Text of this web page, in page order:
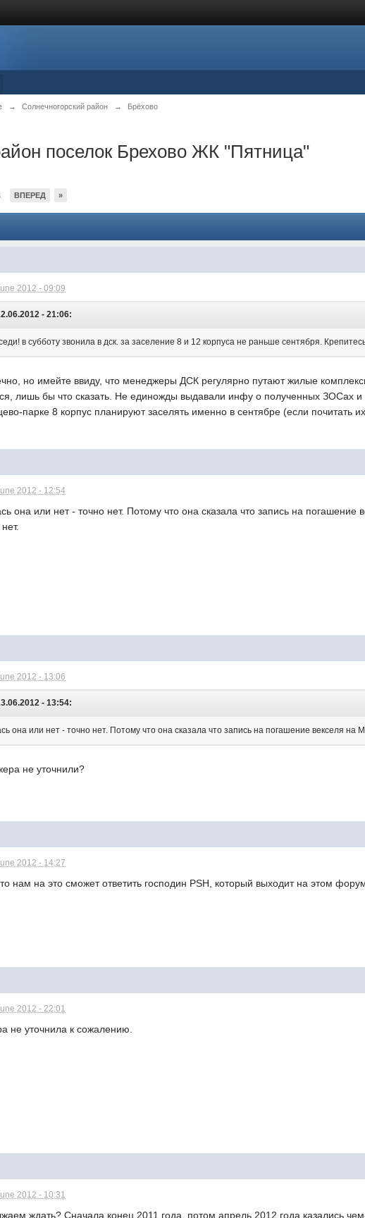
→ Солнечногорский район → Брёхово
поселок Брехово ЖК "Пятница"
ВПЕРЕД »
2012 - 09:09
- 21:06:
в субботу звонила в дск. за заселение 8 и 12 корпуса не раньше сентября.
но имейте ввиду, что менеджеры ДСК регулярно путают жилые
лишь бы что сказать. Не единожды выдавали инфу о полученных ЗОСах и
парке 8 корпус планируют заселять именно в сентябре (если почитать
2012 - 12:54
она или нет - точно нет. Потому что она сказала что запись на
2012 - 13:06
- 13:54:
она или нет - точно нет. Потому что она сказала что запись на погашение векселя на
не уточнили?
2012 - 14:27
нам на это сможет ответить господин PSH, который выходит на этом
2012 - 22:01
не уточнила к сожалению.
2012 - 10:31
ждать? Сначала конец 2011 года, потом апрель 2012 года казались